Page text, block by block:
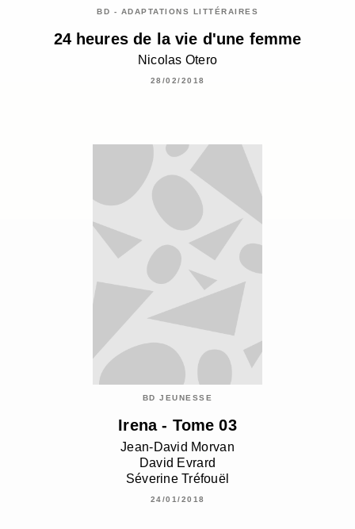
BD - ADAPTATIONS LITTÉRAIRES
24 heures de la vie d'une femme
Nicolas Otero
28/02/2018
BD JEUNESSE
Irena - Tome 03
Jean-David Morvan
David Evrard
Séverine Tréfouël
24/01/2018